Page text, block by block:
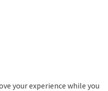
your experience while you